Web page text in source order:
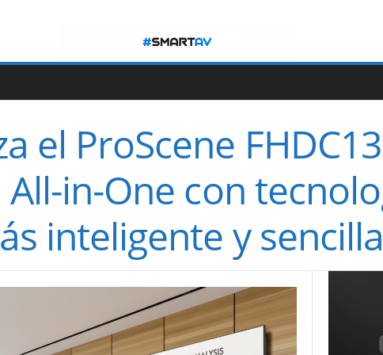
el ProScene
in-One con
inteligente y sencilla